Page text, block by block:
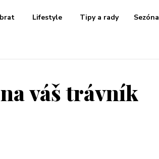
Lifestyle Tipy a rady Sezóna
váš trávník